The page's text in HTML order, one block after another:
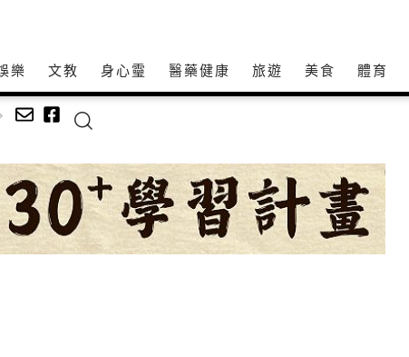
樂 文教 身心𩆜 醫藥健康 旅遊 美食 體育